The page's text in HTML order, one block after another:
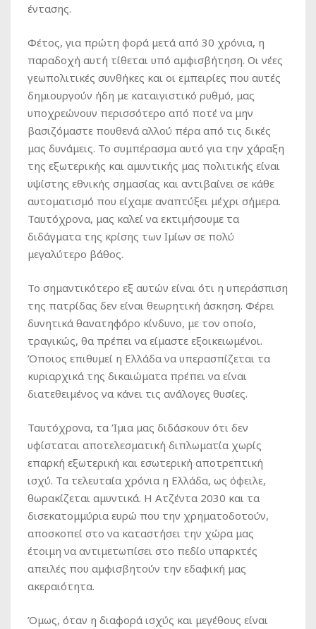
έντασης.
Φέτος, για πρώτη φορά μετά από 30 χρόνια, η
παραδοχή αυτή τίθεται υπό αμφισβήτηση. Οι νέες
γεωπολιτικές συνθήκες και οι εμπειρίες που αυτές
δημιουργούν ήδη με καταιγιστικό ρυθμό, μας
υποχρεώνουν περισσότερο από ποτέ να μην
βασιζόμαστε πουθενά αλλού πέρα από τις δικές
μας δυνάμεις. Το συμπέρασμα αυτό για την χάραξη
της εξωτερικής και αμυντικής μας πολιτικής είναι
υψίστης εθνικής σημασίας και αντιβαίνει σε κάθε
αυτοματισμό που είχαμε αναπτύξει μέχρι σήμερα.
Ταυτόχρονα, μας καλεί να εκτιμήσουμε τα
διδάγματα της κρίσης των Ιμίων σε πολύ
μεγαλύτερο βάθος.
Το σημαντικότερο εξ αυτών είναι ότι η υπεράσπιση
της πατρίδας δεν είναι θεωρητική άσκηση. Φέρει
δυνητικά θανατηφόρο κίνδυνο, με τον οποίο,
τραγικώς, θα πρέπει να είμαστε εξοικειωμένοι.
Όποιος επιθυμεί η Ελλάδα να υπερασπίζεται τα
κυριαρχικά της δικαιώματα πρέπει να είναι
διατεθειμένος να κάνει τις ανάλογες θυσίες.
Ταυτόχρονα, τα Ίμια μας διδάσκουν ότι δεν
υφίσταται αποτελεσματική διπλωματία χωρίς
επαρκή εξωτερική και εσωτερική αποτρεπτική
ισχύ. Τα τελευταία χρόνια η Ελλάδα, ως όφειλε,
θωρακίζεται αμυντικά. Η Ατζέντα 2030 και τα
δισεκατομμύρια ευρώ που την χρηματοδοτούν,
αποσκοπεί στο να καταστήσει την χώρα μας
έτοιμη να αντιμετωπίσει στο πεδίο υπαρκτές
απειλές που αμφισβητούν την εδαφική μας
ακεραιότητα.
Όμως, όταν η διαφορά ισχύς και μεγέθους είναι